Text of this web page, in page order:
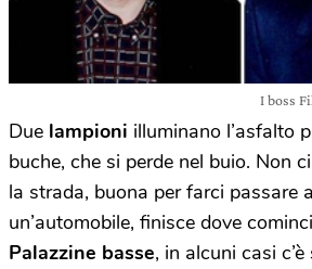
I boss
Due lampioni illuminano l’asfalto
buche, che si perde nel buio. Non
la strada, buona per farci passare
un’automobile, finisce dove
Palazzine basse, in alcuni casi